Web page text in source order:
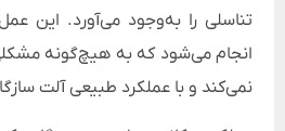
تناسلی را به‌وجود می‌آورد. این
انجام می‌شود که به هیچ‌گونه
نمی‌کند و با عملکرد طبیعی آلت